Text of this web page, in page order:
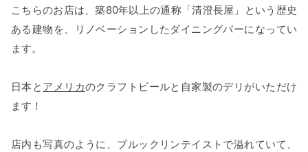
こちらのお店は、築80年以上の通称「清澄長屋」という歴史
ある建物を、リノベーションしたダイニングバーになってい
ます。
日本と アメリカのクラフトビールと自家製のデリがいただけ
ます！
店内も写真のように、ブルックリンテイストで溢れていて、